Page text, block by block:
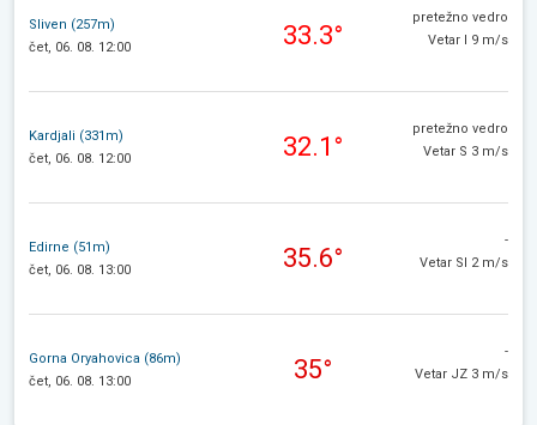
Sliven (257m)
čet, 06. 08. 12:00
33.3°
pretežno vedro
Vetar I 9 m/s
Kardjali (331m)
čet, 06. 08. 12:00
32.1°
pretežno vedro
Vetar S 3 m/s
Edirne (51m)
čet, 06. 08. 13:00
35.6°
-
Vetar SI 2 m/s
Gorna Oryahovica (86m)
čet, 06. 08. 13:00
35°
-
Vetar JZ 3 m/s